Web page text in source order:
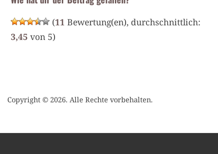
(11 Bewertung(en), durchschnittlich:
3,45 von 5)
Copyright © 2026. Alle Rechte vorbehalten.